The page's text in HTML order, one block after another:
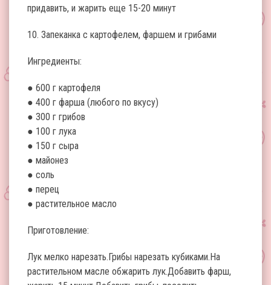
придавить, и жарить еще 15-20 минут
10. Запеканка с картофелем, фаршем и грибами
Ингредиенты:
● 600 г картофеля
● 400 г фарша (любого по вкусу)
● 300 г грибов
● 100 г лука
● 150 г сыра
● майонез
● соль
● перец
● растительное масло
Приготовление:
Лук мелко нарезать.Грибы нарезать кубиками.На
растительном масле обжарить лук.Добавить фарш,